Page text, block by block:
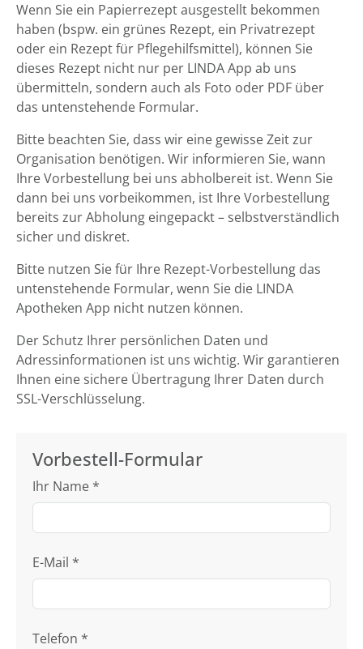
Wenn Sie ein Papierrezept ausgestellt bekommen
haben (bspw. ein grünes Rezept, ein Privatrezept
oder ein Rezept für Pflegehilfsmittel), können Sie
dieses Rezept nicht nur per LINDA App ab uns
übermitteln, sondern auch als Foto oder PDF über
das untenstehende Formular.
Bitte beachten Sie, dass wir eine gewisse Zeit zur
Organisation benötigen. Wir informieren Sie, wann
Ihre Vorbestellung bei uns abholbereit ist. Wenn Sie
dann bei uns vorbeikommen, ist Ihre Vorbestellung
bereits zur Abholung eingepackt – selbstverständlich
sicher und diskret.
Bitte nutzen Sie für Ihre Rezept-Vorbestellung das
untenstehende Formular, wenn Sie die LINDA
Apotheken App nicht nutzen können.
Der Schutz Ihrer persönlichen Daten und
Adressinformationen ist uns wichtig. Wir garantieren
Ihnen eine sichere Übertragung Ihrer Daten durch
SSL-Verschlüsselung.
Vorbestell-Formular
Ihr Name *
E-Mail *
Telefon *